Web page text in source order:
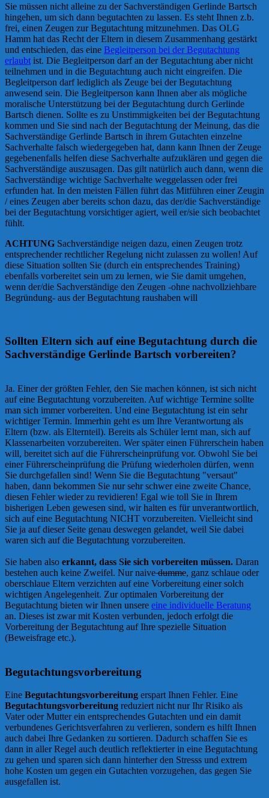
Sie müssen nicht alleine zu der Sachverständigen Gerlinde Bartsch
hingehen, um sich dann begutachten zu lassen. Es steht Ihnen z.b.
frei, einen Zeugen zur Begutachtung mitzunehmen. Das OLG
Hamm hat das Recht der Eltern in diesem Zusammenhang gestärkt
und entschieden, das eine Begleitperson bei der Begutachtung
erlaubt ist. Die Begleitperson darf an der Begutachtung aber nicht
teilnehmen und in die Begutachtung auch nicht eingreifen. Die
Begleitperson darf lediglich als Zeuge bei der Begutachtung
anwesend sein. Die Begleitperson kann Ihnen aber als mögliche
moralische Unterstützung bei der Begutachtung durch Gerlinde
Bartsch dienen. Sollte es zu Unstimmigkeiten bei der Begutachtung
kommen und Sie sind nach der Begutachtung der Meinung, das die
Sachverständige Gerlinde Bartsch in ihrem Gutachten einzelne
Sachverhalte falsch wiedergegeben hat, dann kann Ihnen der Zeuge
gegebenenfalls helfen diese Sachverhalte aufzuklären und gegen die
Sachverständige auszusagen. Das gilt natürlich auch dann, wenn die
Sachverständige wichtige Sachverhalte weggelassen oder frei
erfunden hat. In den meisten Fällen führt das Mitführen einer Zeugin
/ eines Zeugen aber bereits schon dazu, das der/die Sachverständige
bei der Begutachtung vorsichtiger agiert, weil er/sie sich beobachtet
fühlt.
ACHTUNG Sachverständige neigen dazu, einen Zeugen trotz
entsprechender rechtlicher Regelung nicht zulassen zu wollen! Auf
diese Situation sollten Sie (durch ein entsprechendes Training)
ebenfalls vorbereitet sein um zu lernen, wie Sie damit umgehen,
wenn der/die Sachverständige den Zeugen -ohne nachvollziehbare
Begründung- aus der Begutachtung raushaben will
Sollten Eltern sich auf eine Begutachtung durch die
Sachverständige Gerlinde Bartsch vorbereiten?
Ja. Einer der größten Fehler, den Sie machen können, ist sich nicht
auf eine Begutachtung vorzubereiten. Auf wichtige Termine sollte
man sich immer vorbereiten. Und eine Begutachtung ist ein sehr
wichtiger Termin. Immerhin geht es um Ihre Verantwortung als
Eltern (bzw. als Elternteil). Bereits als Schüler lernt man, sich auf
Klassenarbeiten vorzubereiten. Wer später einen Führerschein haben
will, bereitet sich auf die Führerscheinprüfung vor. Obwohl Sie bei
einer Führerscheinprüfung die Prüfung wiederholen dürfen, wenn
Sie durchgefallen sind! Wenn Sie die Begutachtung "versaut"
haben, dann bekommen Sie nur sehr schwer eine zweite Chance,
diesen Fehler wieder zu revidieren! Egal wie toll Sie in Ihrem
bisherigen Leben gewesen sind, wir halten es für unverantwortlich,
sich auf eine Begutachtung NICHT vorzubereiten. Vielleicht sind
Sie ja auf dieser Seite genau deswegen gelandet, weil Sie dabei
waren sich auf die Begutachtung vorzubereiten.
Sie haben also erkannt, dass Sie sich vorbereiten müssen. Daran
bestehen auch keine Zweifel. Nur naivedumme, ganz schlaue oder
oberschlaue Eltern verzichten auf eine Vorbereitung einer solch
wichtigen Angelegenheit. Zur optimalen Vorbereitung der
Begutachtung bieten wir Ihnen unsere eine individuelle Beratung
an. Dieses ist zwar mit Kosten verbunden, jedoch erfolgt die
Vorbereitung der Begutachtung auf Ihre spezielle Situation
(Beweisfrage etc.).
Begutachtungsvorbereitung
Eine Begutachtungsvorbereitung erspart Ihnen Fehler. Eine
Begutachtungsvorbereitung reduziert nicht nur Ihr Risiko als
Vater oder Mutter ein entsprechendes Gutachten und ein damit
verbundenes Gerichtsverfahren zu verlieren, sondern es hilft Ihnen
auch dabei Ihre Gedanken zu sortieren. Dadurch schaffen Sie es
dann in aller Regel auch deutlich reflektierter in eine Begutachtung
zu gehen und sparen sich dann hinterher den Stresss und extrem
hohe Kosten um gegen ein Gutachten vorzugehen, das gegen Sie
ausgefallen ist.